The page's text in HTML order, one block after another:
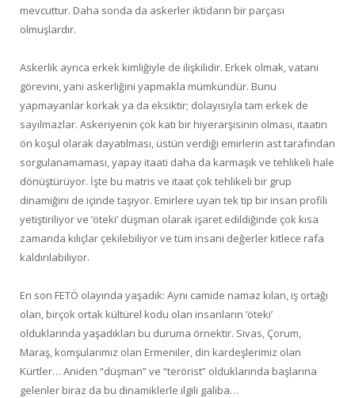
mevcuttur. Daha sonda da askerler iktidarın bir parçası
olmuşlardır.
Askerlik ayrıca erkek kimliğiyle de ilişkilidir. Erkek olmak, vatani
görevini, yani askerliğini yapmakla mümkündür. Bunu
yapmayanlar korkak ya da eksiktir; dolayısıyla tam erkek de
sayılmazlar. Askeriyenin çok katı bir hiyerarşisinin olması, itaatin
ön koşul olarak dayatılması, üstün verdiği emirlerin ast tarafından
sorgulanamaması, yapay itaati daha da karmaşık ve tehlikeli hale
dönüştürüyor. İşte bu matris ve itaat çok tehlikeli bir grup
dinamiğini de içinde taşıyor. Emirlere uyan tek tip bir insan profili
yetiştiriliyor ve ‘öteki’ düşman olarak işaret edildiğinde çok kısa
zamanda kılıçlar çekilebiliyor ve tüm insani değerler kitlece rafa
kaldırılabiliyor.
En son FETÖ olayında yaşadık: Aynı camide namaz kılan, iş ortağı
olan, birçok ortak kültürel kodu olan insanların ‘öteki’
olduklarında yaşadıkları bu duruma örnektir. Sivas, Çorum,
Maraş, komşularımız olan Ermeniler, din kardeşlerimiz olan
Kürtler… Aniden “düşman” ve “terörist” olduklarında başlarına
gelenler biraz da bu dinamiklerle ilgili galiba…